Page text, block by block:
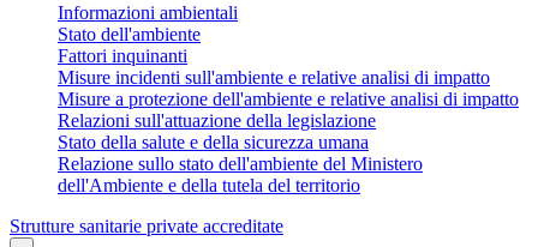
Informazioni ambientali
Stato dell'ambiente
Fattori inquinanti
Misure incidenti sull'ambiente e relative analisi di impatto
Misure a protezione dell'ambiente e relative analisi di impatto
Relazioni sull'attuazione della legislazione
Stato della salute e della sicurezza umana
Relazione sullo stato dell'ambiente del Ministero
dell'Ambiente e della tutela del territorio
Strutture sanitarie private accreditate